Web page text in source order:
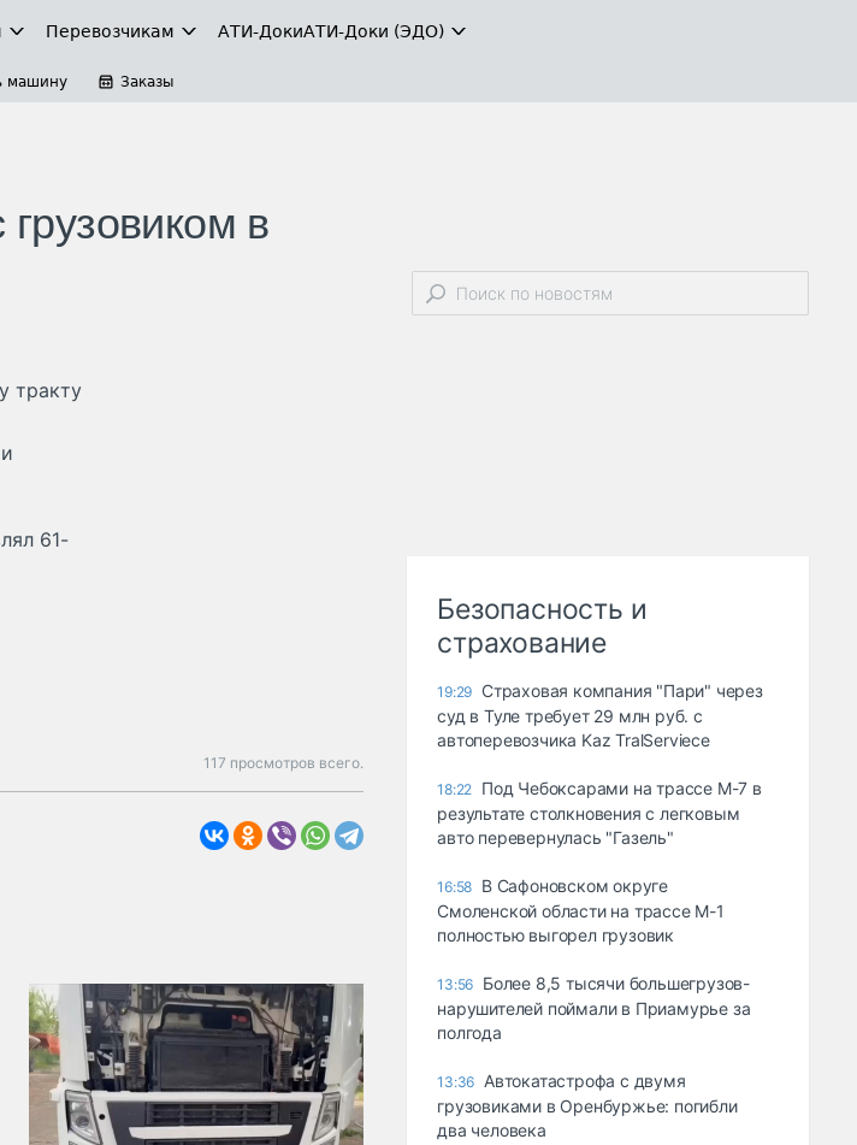
Перевозчикам АТИ-ДокиАТИ-Доки (ЭДО)
машину Заказы
в
тракту
61-
117 просмотров всего.
Безопасность и
страхование
19:29 Страховая компания "Пари" через
суд в Туле требует 29 млн руб. с
автоперевозчика Kaz TralServiece
18:22 Под Чебоксарами на трассе М-7 в
результате столкновения с легковым
авто перевернулась "Газель"
16:58 В Сафоновском округе
Смоленской области на трассе М-1
полностью выгорел грузовик
13:56 Более 8,5 тысячи большегрузов-
нарушителей поймали в Приамурье за
полгода
13:36 Автокатастрофа с двумя
грузовиками в Оренбуржье: погибли
два человека